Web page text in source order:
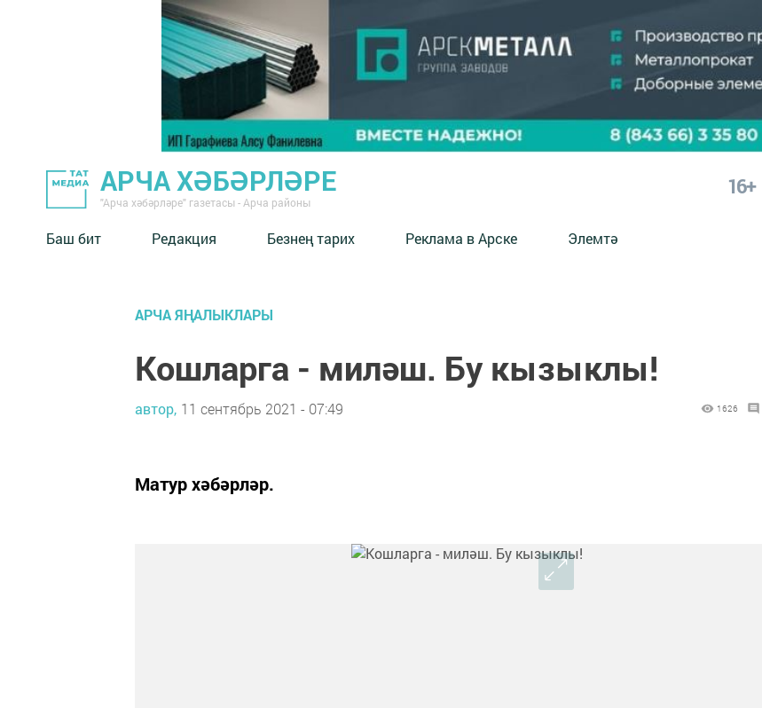
АРЧА ХӘБӘРЛӘРЕ
"Арча хәбәрләре" газетасы - Арча районы
16+
Баш бит Редакция Безнең тарих Реклама в Арске Элемтә
АРЧА ЯҢАЛЫКЛАРЫ
Кошларга - миләш. Бу кызыклы!
автор, 11 сентябрь 2021 - 07:49 1626
Матур хәбәрләр.